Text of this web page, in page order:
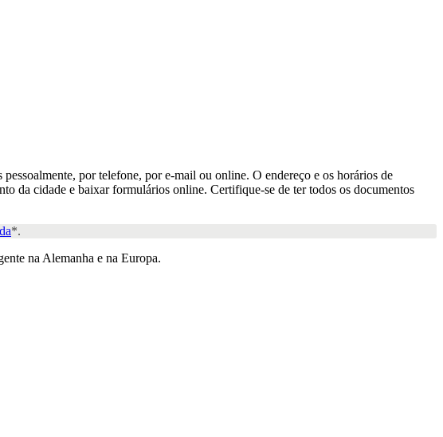
por telefone, por e-mail ou online. O endereço e os horários de
da cidade e baixar formulários online. Certifique-se de ter todos os documentos
*.
na Alemanha e na Europa.